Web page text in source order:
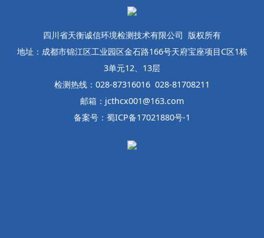
四川省天衡诚信环境检测技术有限公司 版权所有
地址：成都市锦江区工业园区金石路166号天府宝座项目C区1栋
3单元12、13层
检测热线：028-87316016 028-81708211
邮箱：jcthcx001@163.com
备案号：蜀ICP备17021880号-1